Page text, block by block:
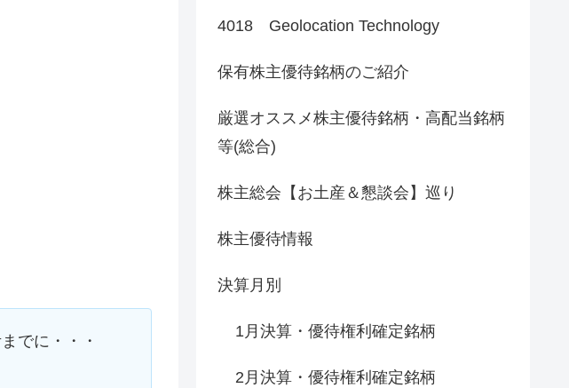
でに・・・
4018 Geolocation Technology
保有株主優待銘柄のご紹介
厳選オススメ株主優待銘柄・高配当銘柄
等(総合)
株主総会【お土産＆懇談会】巡り
株主優待情報
決算月別
1月決算・優待権利確定銘柄
2月決算・優待権利確定銘柄